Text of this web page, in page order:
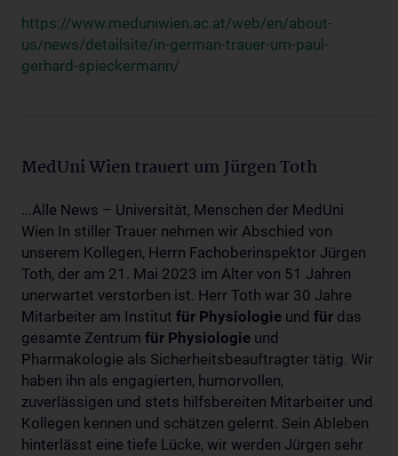
https://www.meduniwien.ac.at/web/en/about-
us/news/detailsite/in-german-trauer-um-paul-
gerhard-spieckermann/
MedUni Wien trauert um Jürgen Toth
...Alle News – Universität, Menschen der MedUni
Wien In stiller Trauer nehmen wir Abschied von
unserem Kollegen, Herrn Fachoberinspektor Jürgen
Toth, der am 21. Mai 2023 im Alter von 51 Jahren
unerwartet verstorben ist. Herr Toth war 30 Jahre
Mitarbeiter am Institut für Physiologie und für das
gesamte Zentrum für Physiologie und
Pharmakologie als Sicherheitsbeauftragter tätig. Wir
haben ihn als engagierten, humorvollen,
zuverlässigen und stets hilfsbereiten Mitarbeiter und
Kollegen kennen und schätzen gelernt. Sein Ableben
hinterlässt eine tiefe Lücke, wir werden Jürgen sehr